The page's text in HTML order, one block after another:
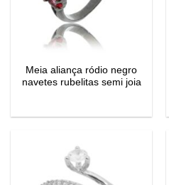
Meia aliança ródio negro
navetes rubelitas semi joia